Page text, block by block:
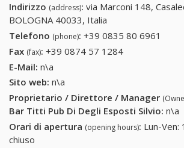
Indirizzo (address): via Marconi 148,
BOLOGNA 40033, Italia
Telefono (phone): +39 0835 80 6961
Fax (fax): +39 0874 57 1284
E-Mail: n\a
Sito web: n\a
Proprietario / Direttore / Manager
Bar Titti Pub Di Degli Esposti Silvio: n\a
Orari di apertura (opening hours): Lun-Ven:
chiuso